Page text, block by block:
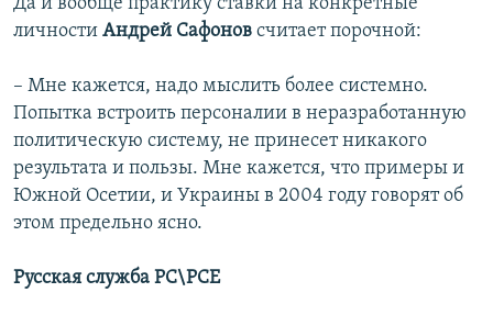
Да и вообще практику ставки на конкретные
личности Андрей Сафонов считает порочной:
– Мне кажется, надо мыслить более системно.
Попытка встроить персоналии в неразработанную
политическую систему, не принесет никакого
результата и пользы. Мне кажется, что примеры и
Южной Осетии, и Украины в 2004 году говорят об
этом предельно ясно.
Русская служба РС\РСЕ